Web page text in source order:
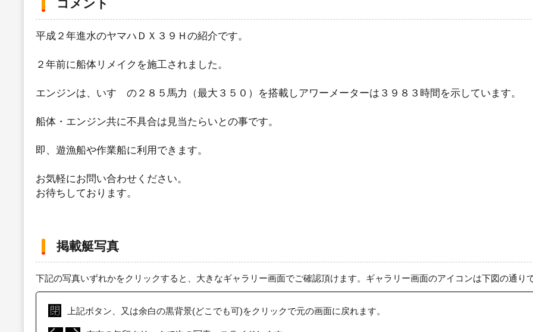
コメント
平成２年進水のヤマハＤＸ３９Ｈの紹介です。
２年前に船体リメイクを施工されました。
エンジンは、いすゞの２８５馬力（最大３５０）を搭載しアワーメーターは３９８３時間を示しています。
船体・エンジン共に不具合は見当たらいとの事です。
即、遊漁船や作業船に利用できます。
お気軽にお問い合わせください。
お待ちしております。
掲載艇写真
下記の写真いずれかをクリックすると、大きなギャラリー画面でご確認頂けます。ギャラリー画面のアイコンは下図の通り
上記ボタン、又は余白の黒背景(どこでも可)をクリックで元の画面に戻れます。